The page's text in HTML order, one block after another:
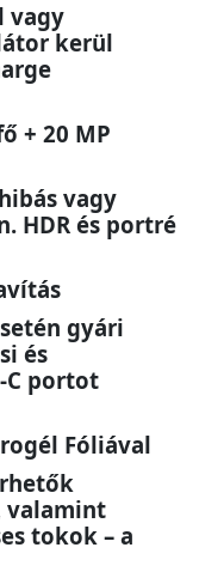
vagy
kerül
+ 20 MP
vagy
HDR és portré
gyári
és
C portot
Fóliával
valamint
tokok – a